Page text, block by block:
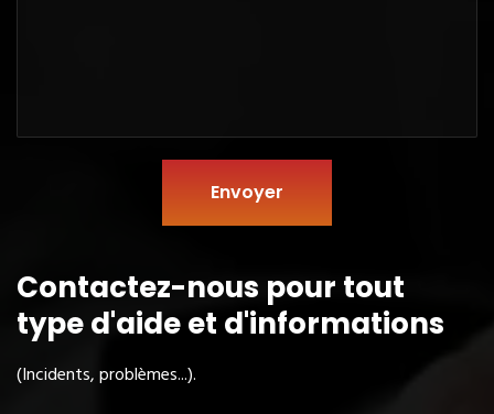
Envoyer
Contactez-nous pour tout
typed'aide et d'informations
(Incidents, problèmes...).